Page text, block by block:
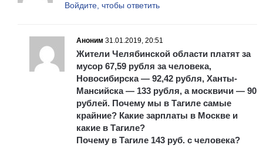
Войдите, чтобы ответить
Аноним 31.01.2019, 20:51
Жители Челябинской области платят за
мусор 67,59 рубля за человека,
Новосибирска — 92,42 рубля, Ханты-
Мансийска — 133 рубля, а москвичи — 90
рублей. Почему мы в Тагиле самые
крайние? Какие зарплаты в Москве и
какие в Тагиле?
Почему в Тагиле 143 руб. с человека?